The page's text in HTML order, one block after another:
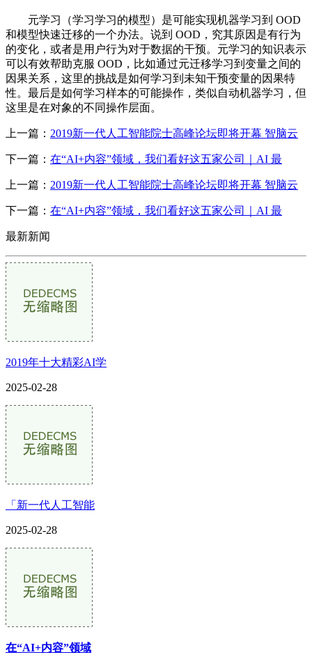
元学习（学习学习的模型）是可能实现机器学习到 OOD
和模型快速迁移的一个办法。说到 OOD，究其原因是有行为
的变化，或者是用户行为对于数据的干预。元学习的知识表示
可以有效帮助克服 OOD，比如通过元迁移学习到变量之间的
因果关系，这里的挑战是如何学习到未知干预变量的因果特
性。最后是如何学习样本的可能操作，类似自动机器学习，但
这里是在对象的不同操作层面。
上一篇： 2019新一代人工智能院士高峰论坛即将开幕 智脑云
下一篇： 在“AI+内容”领域，我们看好这五家公司｜AI 最
上一篇： 2019新一代人工智能院士高峰论坛即将开幕 智脑云
下一篇： 在“AI+内容”领域，我们看好这五家公司｜AI 最
最新新闻
2019年十大精彩AI学
2025-02-28
「新一代人工智能
2025-02-28
在“AI+内容”领域